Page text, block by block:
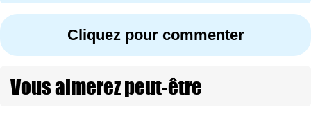
Cliquez pour commenter
Vous aimerez peut-être